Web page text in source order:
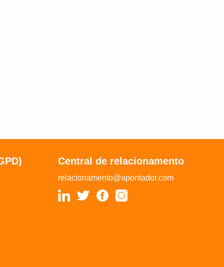
Central de relacionamento
relacionamento@apontador.com